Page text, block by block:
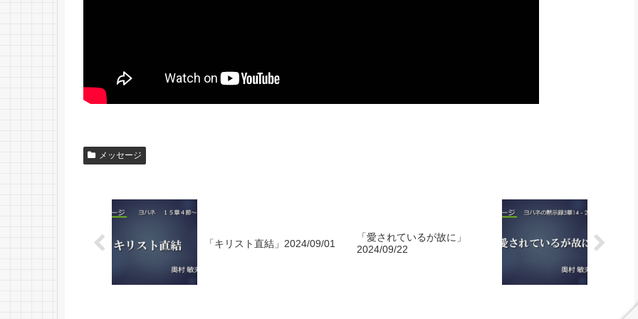
メッセージ
「キリスト直結」2024/09/01
「愛されているが故に」
2024/09/22